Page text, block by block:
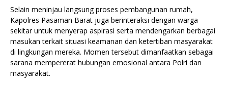
Selain meninjau langsung proses pembangunan rumah,
Kapolres Pasaman Barat juga berinteraksi dengan warga
sekitar untuk menyerap aspirasi serta mendengarkan berbagai
masukan terkait situasi keamanan dan ketertiban masyarakat
di lingkungan mereka. Momen tersebut dimanfaatkan sebagai
sarana mempererat hubungan emosional antara Polri dan
masyarakat.